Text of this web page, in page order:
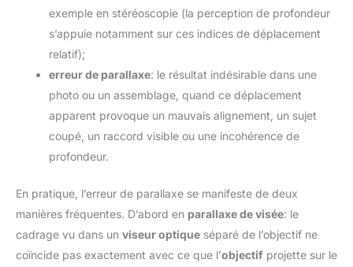
exemple en stéréoscopie (la perception de profondeur
s’appuie notamment sur ces indices de déplacement
relatif);
erreur de parallaxe: le résultat indésirable dans une
photo ou un assemblage, quand ce déplacement
apparent provoque un mauvais alignement, un sujet
coupé, un raccord visible ou une incohérence de
profondeur.
En pratique, l’erreur de parallaxe se manifeste de deux
manières fréquentes. D’abord en parallaxe de visée: le
cadrage vu dans un viseur optique séparé de l’objectif ne
coïncide pas exactement avec ce que l’objectif projette sur le